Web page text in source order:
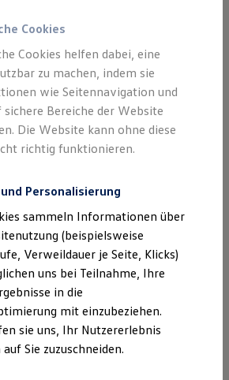
Leasing
Leasing
ohne Anzahlung
mit Schlussrate
und Garantien
Class bei Volkswagen
Gewinn
Straße 1 a
71800
doebeln.de
Cookies
Cookies helfen dabei, eine
zu machen, indem sie
wie Seitennavigation und
Bereiche der Website
Die Website kann ohne diese
richtig funktionieren.
Personalisierung
sammeln Informationen über
(beispielsweise
Verweildauer je Seite, Klicks)
uns bei Teilnahme, Ihre
in die
mit einzubeziehen.
sie uns, Ihr Nutzererlebnis
Sie zuzuschneiden.